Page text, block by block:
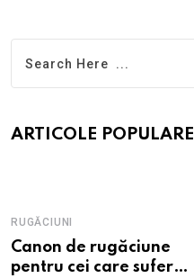
ARTICOLE POPULARE
RUGĂCIUNI
Canon de rugăciune
pentru cei care suferă